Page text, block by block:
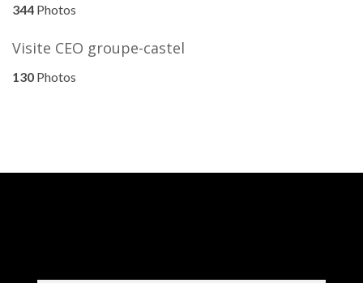
344 Photos
Visite CEO groupe-castel
130 Photos